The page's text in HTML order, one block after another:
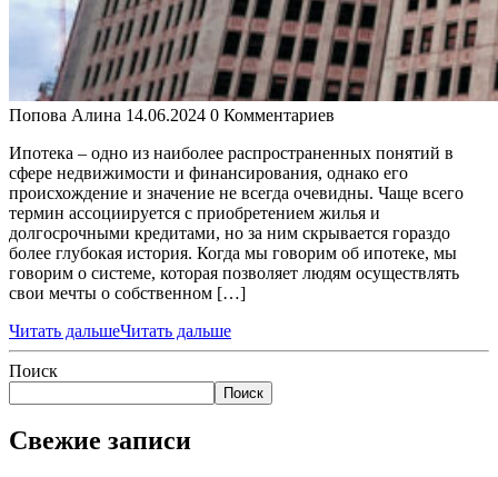
Попова Алина 14.06.2024 0 Комментариев
Ипотека – одно из наиболее распространенных понятий в
сфере недвижимости и финансирования, однако его
происхождение и значение не всегда очевидны. Чаще всего
термин ассоциируется с приобретением жилья и
долгосрочными кредитами, но за ним скрывается гораздо
более глубокая история. Когда мы говорим об ипотеке, мы
говорим о системе, которая позволяет людям осуществлять
свои мечты о собственном […]
Читать дальшеЧитать дальше
Поиск
Поиск
Свежие записи